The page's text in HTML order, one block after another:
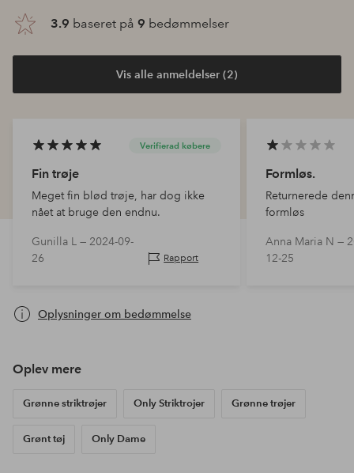
3.9 baseret på 9 bedømmelser
Vis alle anmeldelser (2)
Verifierad købere
Fin trøje
Meget fin blød trøje, har dog ikke
nået at bruge den endnu.
Gunilla L — 2024-09-
26
Rapport
Formløs.
Returnerede
formløs
Anna Maria N —
12-25
Oplysninger om bedømmelse
Oplev mere
Grønne striktrøjer Only Striktrojer Grønne trøjer
Grønt tøj Only Dame